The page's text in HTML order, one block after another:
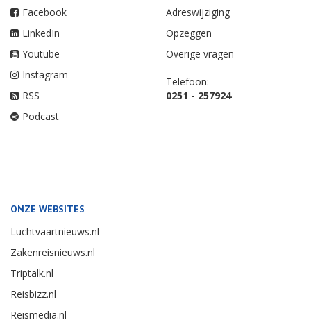
Facebook
LinkedIn
Youtube
Instagram
RSS
Podcast
Adreswijziging
Opzeggen
Overige vragen
Telefoon:
0251 - 257924
ONZE WEBSITES
Luchtvaartnieuws.nl
Zakenreisnieuws.nl
Triptalk.nl
Reisbizz.nl
Reismedia.nl